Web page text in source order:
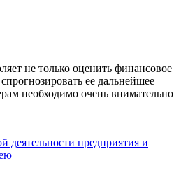
не только оценить финансовое
ее дальнейшее
необходимо очень внимательно